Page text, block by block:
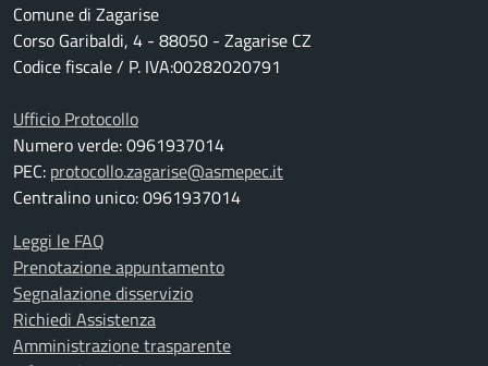
Comune di Zagarise
Corso Garibaldi, 4 - 88050 - Zagarise CZ
Codice fiscale / P. IVA:00282020791
Ufficio Protocollo
Numero verde: 0961937014
PEC: protocollo.zagarise@asmepec.it
Centralino unico: 0961937014
Leggi le FAQ
Prenotazione appuntamento
Segnalazione disservizio
Richiedi Assistenza
Amministrazione trasparente